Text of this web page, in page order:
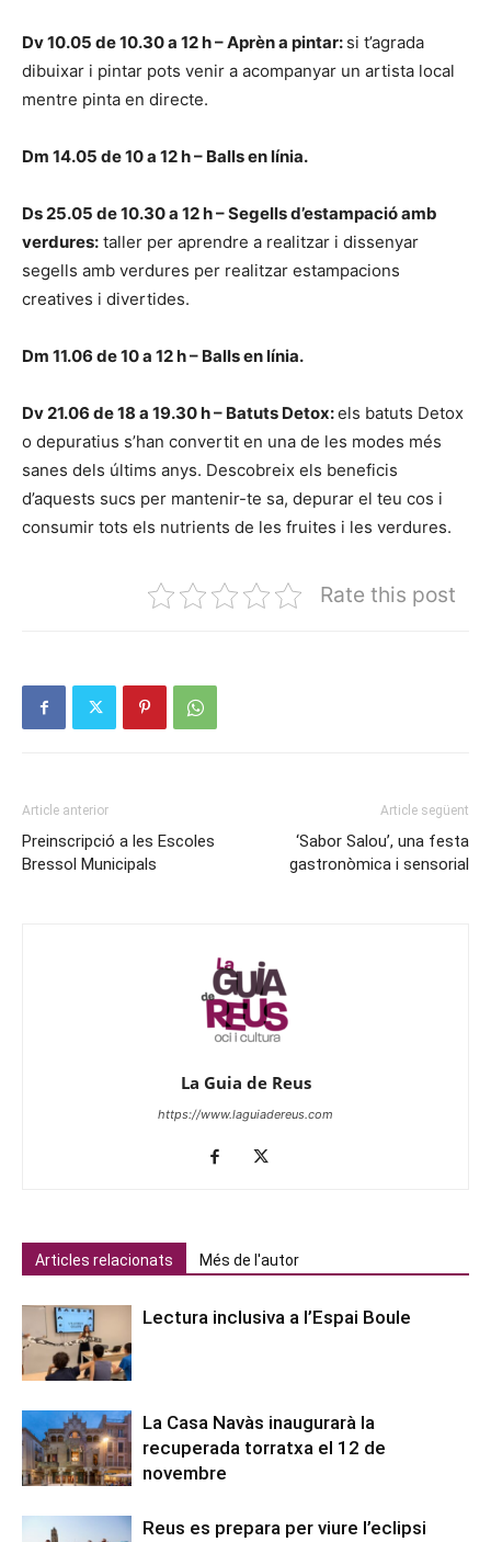
Dv 10.05 de 10.30 a 12 h – Aprèn a pintar: si t’agrada
dibuixar i pintar pots venir a acompanyar un artista local
mentre pinta en directe.
Dm 14.05 de 10 a 12 h – Balls en línia.
Ds 25.05 de 10.30 a 12 h – Segells d’estampació amb
verdures: taller per aprendre a realitzar i dissenyar
segells amb verdures per realitzar estampacions
creatives i divertides.
Dm 11.06 de 10 a 12 h – Balls en línia.
Dv 21.06 de 18 a 19.30 h – Batuts Detox:els batuts Detox
o depuratius s’han convertit en una de les modes més
sanes dels últims anys. Descobreix els beneficis
d’aquests sucs per mantenir-te sa, depurar el teu cos i
consumir tots els nutrients de les fruites i les verdures.
Rate this post
Article anterior
Preinscripció a les Escoles
Bressol Municipals
Article següent
‘Sabor Salou’, una festa
gastronòmica i sensorial
La Guia de Reus
https://www.laguiadereus.com
Articles relacionats Més de l'autor
Lectura inclusiva a l’Espai Boule
La Casa Navàs inaugurarà la
recuperada torratxa el 12 de
novembre
Reus es prepara per viure l’eclipsi